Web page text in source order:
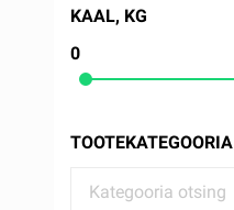
KAAL, KG
0
TOOTEKATEGOORIA